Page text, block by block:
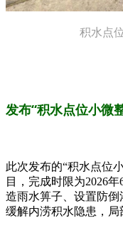
积水点
发布“积水点位小微
此次发布的“积水点位
目，完成时限为2026
造雨水箅子、设置防倒
缓解内涝积水隐患，局